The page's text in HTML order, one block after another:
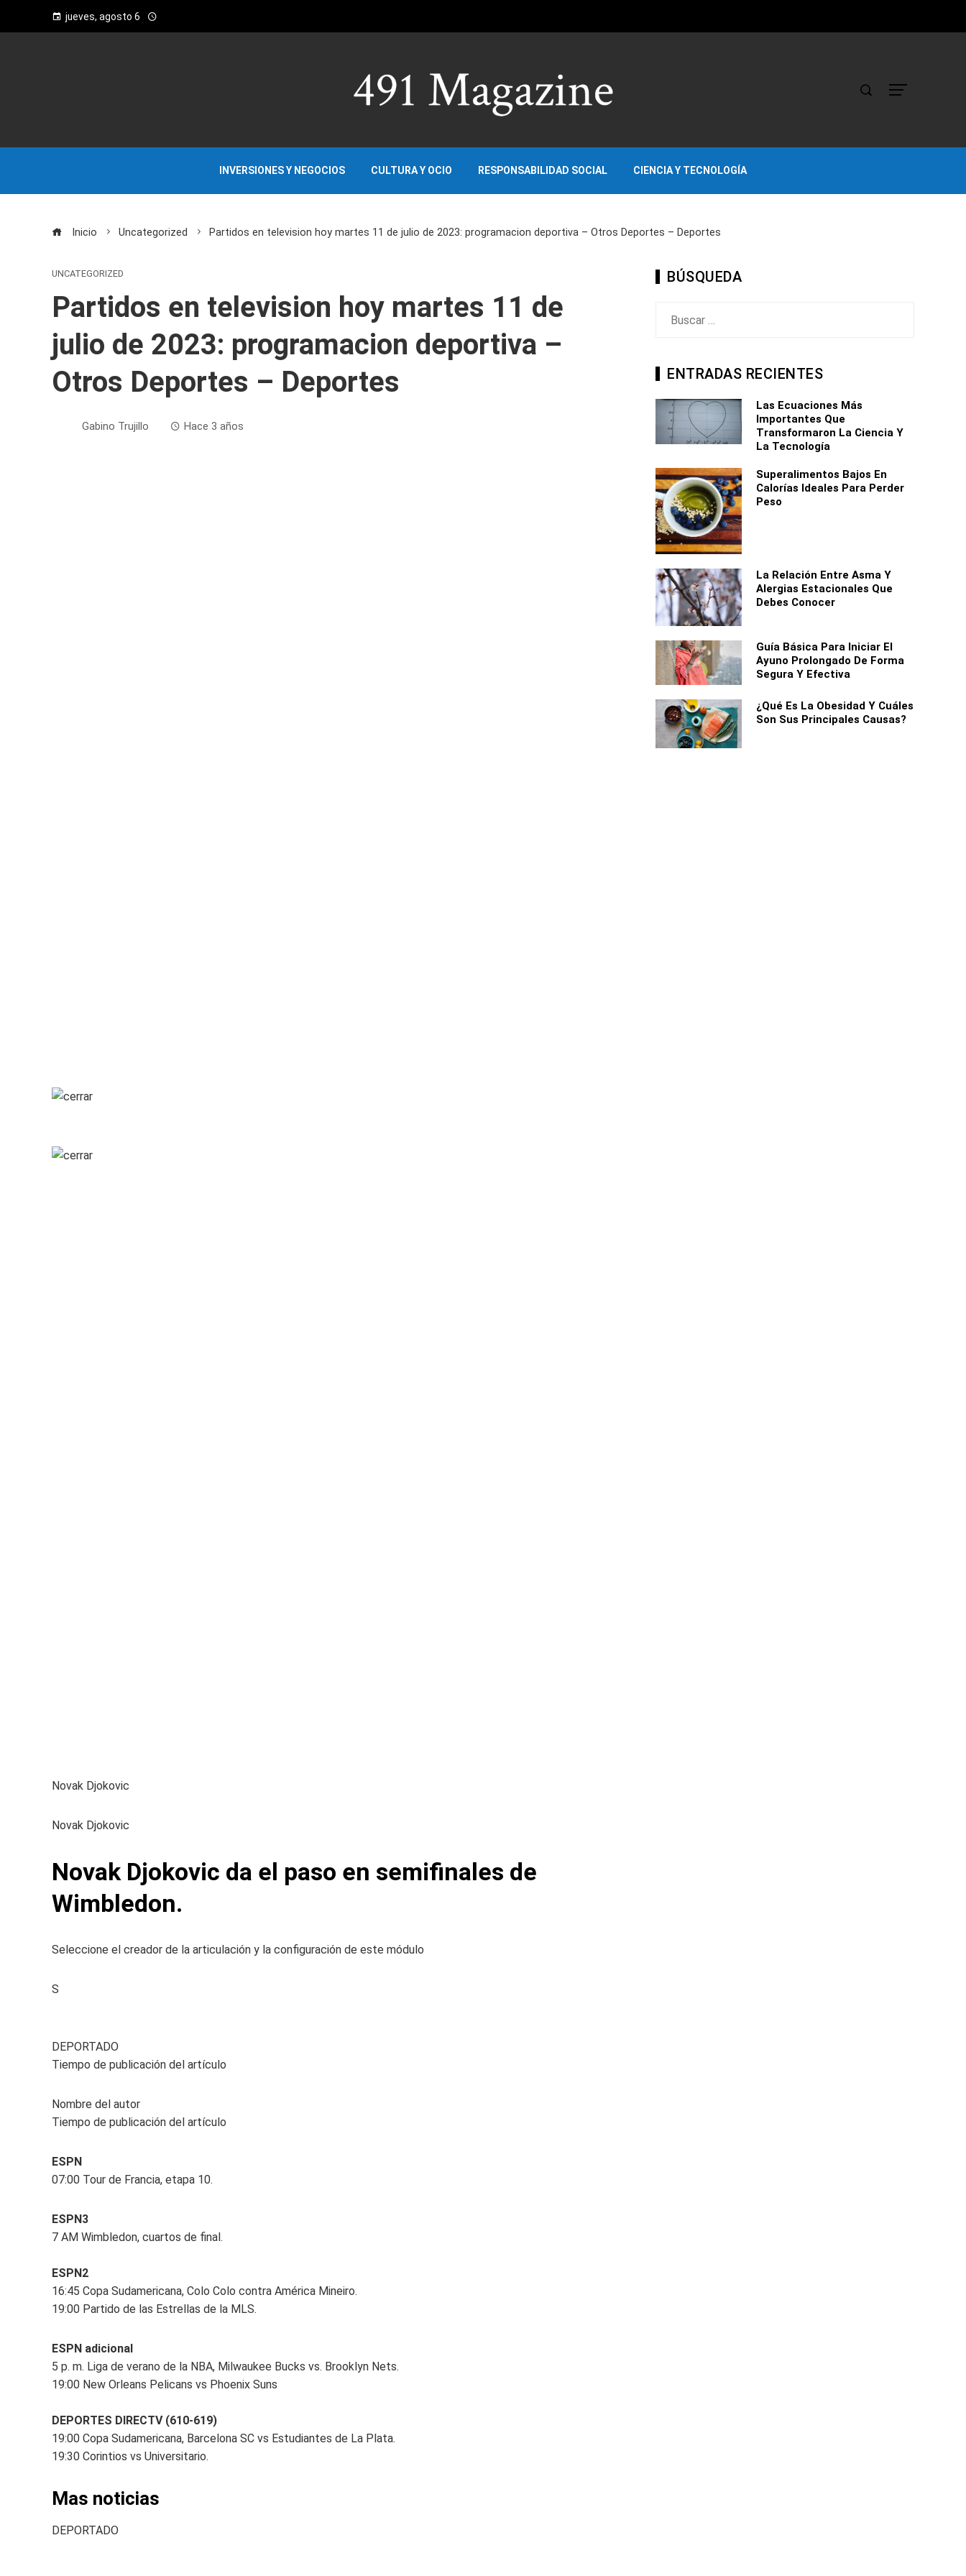
jueves, agosto 6
INVERSIONES Y NEGOCIOS CULTURA Y OCIO RESPONSABILIDAD SOCIAL CIENCIA Y TECNOLOGÍA
Inicio Uncategorized Partidos en television hoy martes 11 de julio de 2023: programacion deportiva – Otros Deportes – Deportes
UNCATEGORIZED
Partidos en television hoy martes 11 de
julio de 2023: programacion deportiva –
Otros Deportes – Deportes
Gabino Trujillo Hace 3 años
Novak Djokovic
Novak Djokovic
Novak Djokovic da el paso en semifinales de
Wimbledon.
Seleccione el creador de la articulación y la configuración de este módulo
S
DEPORTADO
Tiempo de publicación del artículo
Nombre del autor
Tiempo de publicación del artículo
ESPN
07:00 Tour de Francia, etapa 10.
ESPN3
7 AM Wimbledon, cuartos de final.
ESPN2
16:45 Copa Sudamericana, Colo Colo contra América Mineiro.
19:00 Partido de las Estrellas de la MLS.
ESPN adicional
5 p. m. Liga de verano de la NBA, Milwaukee Bucks vs. Brooklyn Nets.
19:00 New Orleans Pelicans vs Phoenix Suns
DEPORTES DIRECTV (610-619)
19:00 Copa Sudamericana, Barcelona SC vs Estudiantes de La Plata.
19:30 Corintios vs Universitario.
Mas noticias
DEPORTADO
BÚSQUEDA
ENTRADAS RECIENTES
Las Ecuaciones Más
Importantes Que
Transformaron La Ciencia Y
La Tecnología
Superalimentos Bajos En
Calorías Ideales Para Perder
Peso
La Relación Entre Asma Y
Alergias Estacionales Que
Debes Conocer
Guía Básica Para Iniciar El
Ayuno Prolongado De Forma
Segura Y Efectiva
¿Qué Es La Obesidad Y Cuáles
Son Sus Principales Causas?